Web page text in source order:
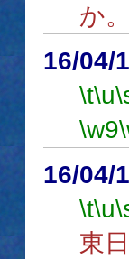
か。
16/04/
\t\u
\w9
16/04/
\t\u
東